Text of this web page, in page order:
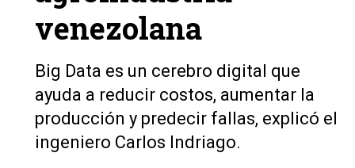
venezolana
Big Data es un cerebro digital que
ayuda a reducir costos, aumentar la
producción y predecir fallas, explicó el
ingeniero Carlos Indriago.